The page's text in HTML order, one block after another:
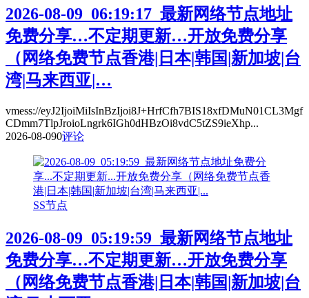
2026-08-09_06:19:17_最新网络节点地址
免费分享…不定期更新…开放免费分享
（网络免费节点香港|日本|韩国|新加坡|台
湾|马来西亚|…
vmess://eyJ2IjoiMiIsInBzIjoi8J+HrfCfh7BIS18xfDMuN01CL3Mgf
CDmm7TlpJroioLngrk6IGh0dHBzOi8vdC5tZS9ieXhp...
2026-08-090评论
SS节点
2026-08-09_05:19:59_最新网络节点地址
免费分享…不定期更新…开放免费分享
（网络免费节点香港|日本|韩国|新加坡|台